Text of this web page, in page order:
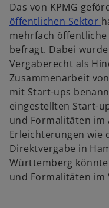
Das von KPMG
öffentlichen Sektor w
i
r
d
i
n
e
i
n
e
r
n
mehrfach
befragt. Dabei
Vergaberecht als
Zusammenarbeit
mit Start-ups
eingestellten Start-
und Formalitäten im
Erleichterungen wie
Direktvergabe in
Württemberg
und Formalitäten im